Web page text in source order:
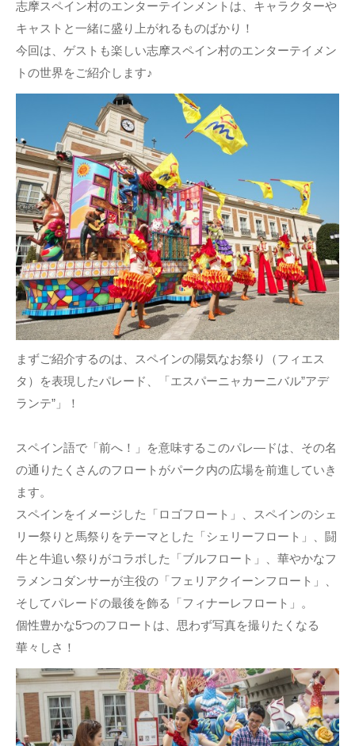
志摩スペイン村のエンターテインメントは、キャラクターや
キャストと一緒に盛り上がれるものばかり！
今回は、ゲストも楽しい志摩スペイン村のエンターテイメン
トの世界をご紹介します♪
まずご紹介するのは、スペインの陽気なお祭り（フィエス
タ）を表現したパレード、「エスパーニャカーニバル”アデ
ランテ”」！
スペイン語で「前へ！」を意味するこのパレ―ドは、その名
の通りたくさんのフロートがパーク内の広場を前進していき
ます。
スペインをイメージした「ロゴフロート」、スペインのシェ
リー祭りと馬祭りをテーマとした「シェリーフロート」、闘
牛と牛追い祭りがコラボした「ブルフロート」、華やかなフ
ラメンコダンサーが主役の「フェリアクイーンフロート」、
そしてパレードの最後を飾る「フィナーレフロート」。
個性豊かな5つのフロートは、思わず写真を撮りたくなる
華々しさ！